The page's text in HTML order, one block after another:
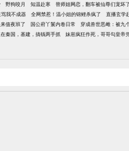
野狗咬月 知温赴寒 替师姐网恋，翻车被仙尊们宠坏
我不成器 全网禁惹！温小姐的锦鲤杀疯了
直播玄学
值夜班了 国公府丫鬟内卷日常 穿成兽世恶雌：被九
秦国，基建，搞钱两手抓 妹崽疯狂作死，哥哥勾皇帝